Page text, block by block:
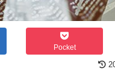
Pocket